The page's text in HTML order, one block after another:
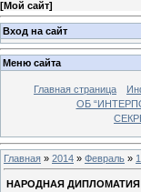
[Мой сайт]
Вход на сайт
Меню сайта
Главная страница
ОБ
Главная » 2014 » Февраль »
НАРОДНАЯ